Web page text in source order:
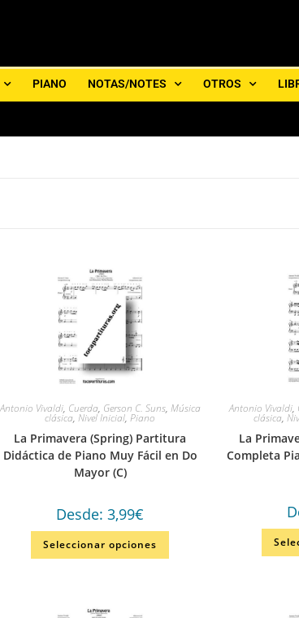
PIANO NOTAS/NOTES OTROS
Antonio Vivaldi, Cuerda, Gerson C. Suns, Música
clásica,Nivel Inicial,Piano
La Primavera (Spring) Partitura
Didáctica de Piano Muy Fácil en Do
Mayor (C)
Desde:3,99€
Seleccionar opciones
Antonio Vivaldi,
clásica,
La
Completa